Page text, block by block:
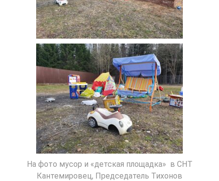
На фото мусор и «детская площадка» в СНТ
Кантемировец, Председатель Тихонов